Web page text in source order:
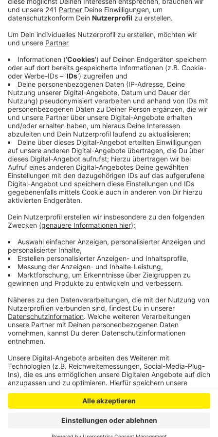
Anzeige
Unternehmensstandort in der russischen
Hauptstadt Moskau.
Veröffentlicht:Freitag, 25.02.2022 06:33
Anzeige
„Die Sicherheit unserer Mitarbeiter hat für uns jetzt
oberste Priorität. Wir ergreifen alle geeigneten
Maßnahmen, um sie zu schützen“, so Bayer auf Radio
Leverkusen Nachfrage. Sorgen gibt es auch mit Blick
auf den Energiemarkt. Denn in Sachen Energie gehört
Russland zu Deutschlands wichtigsten Partnern. Bei
der Energieversorgung Leverkusen seien im Moment
aber noch keine Auswirkungen zu spüren, das sagt der
Grundversorger auf Radio Leverkusen-Nachfrage. Die
EVL bezieht derzeit noch L-Gas aus den Niederlanden,
Dadurch sei eine Versorgung in Leverkusen zunächst
Anzeige